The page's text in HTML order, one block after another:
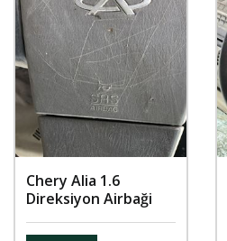
Chery Alia 1.6
Direksiyon Airbaği